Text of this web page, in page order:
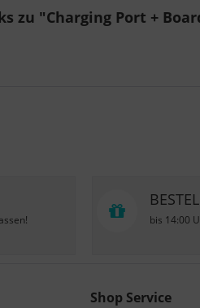
zu "Charging Port +
bis 14:00
Shop Service